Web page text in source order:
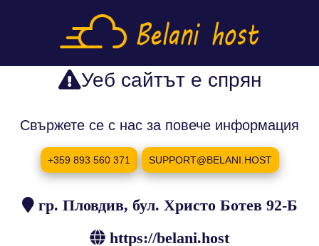
Уеб сайтът е спрян
Свържете се с нас за повече информация
+359 893 560 371 SUPPORT@BELANI.HOST
гр. Пловдив, бул. Христо Ботев 92-Б
https://belani.host